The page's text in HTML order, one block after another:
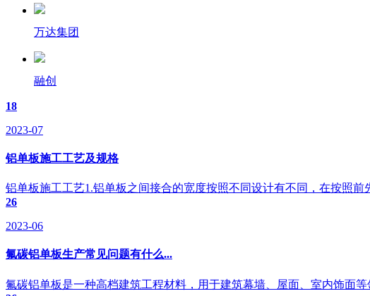
万达集团
融创
18
2023-07
铝单板施工工艺及规格
铝单板施工工艺1.铝单板之间接合的宽度按照不同设计有不同，在按照
26
2023-06
氟碳铝单板生产常见问题有什么...
氟碳铝单板是一种高档建筑工程材料，用于建筑幕墙、屋面、室内饰面